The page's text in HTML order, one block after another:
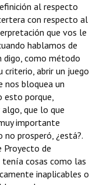
al respecto
con respecto al
que vos le
hablamos de
digo, como método
criterio, abrir un juego
bloquea un
esto porque,
que lo que
importante
prosperó, ¿está?.
Proyecto de
cosas como las
inaplicables o